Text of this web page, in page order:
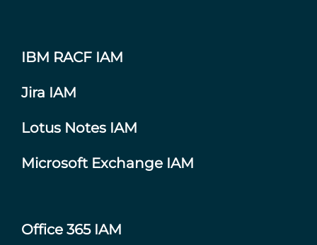
IBM RACF IAM
Jira IAM
Lotus Notes IAM
Microsoft Exchange IAM
Office 365 IAM